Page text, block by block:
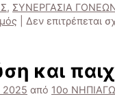
, ΣΥΝΕΡΓΑΣΙΑ
Δεν επιτρέπεται
και
2025 από 10ο